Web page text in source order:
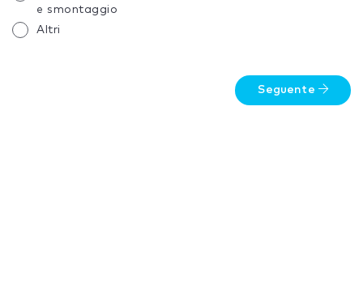
e smontaggio
Altri
Seguente